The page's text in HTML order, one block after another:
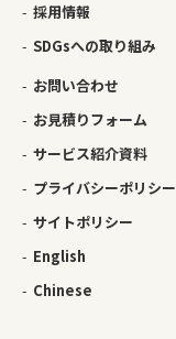
採用情報
SDGsへの取り組み
お問い合わせ
お見積りフォーム
サービス紹介資料
プライバシーポリシー
サイトポリシー
English
Chinese